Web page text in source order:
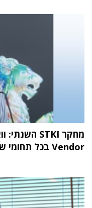
Vendor בכל תחומי שוק ה-IT